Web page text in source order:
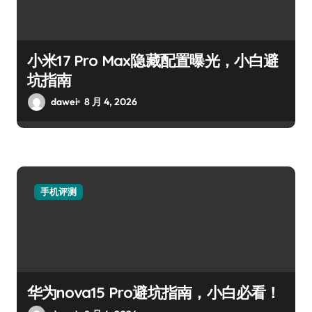
小米17 Pro Max隐藏配置曝光，小白避
坑指南
dawei 8 月 4, 2026
手机评测
华为nova15 Pro避坑指南，小白必看！